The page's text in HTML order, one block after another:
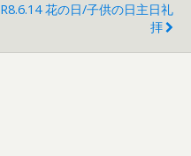
R8.6.14 花の日/子供の日主日礼
拝